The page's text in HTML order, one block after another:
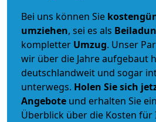
Bei uns können Sie
umziehen, sei es als
kompletter Umzug. Unser
wir über die Jahre aufgebaut
deutschlandweit und sogar
unterwegs. Holen Sie sich
Angebote und erhalten Sie
Überblick über die Kosten für